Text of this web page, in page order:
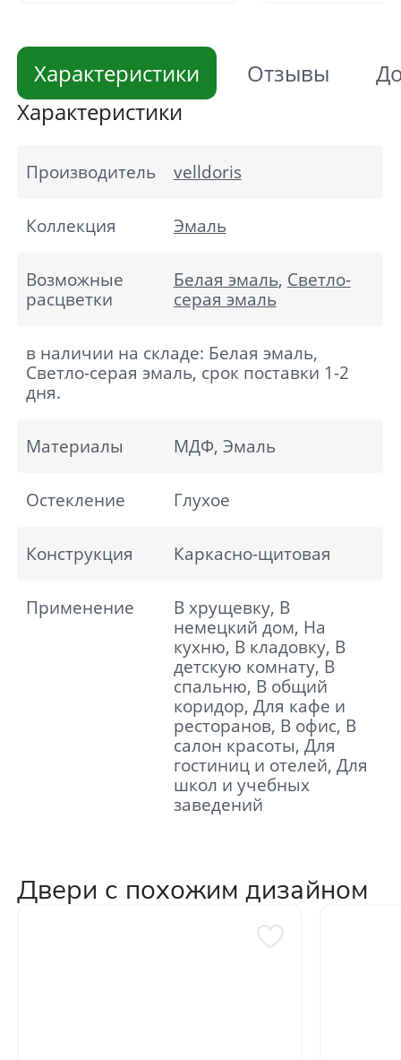
Характеристики Отзывы
Характеристики
Производитель velldoris
Коллекция Эмаль
Возможные
расцветки
Белая эмаль, Светло-
серая эмаль
в наличии на складе: Белая эмаль,
Светло-серая эмаль, срок поставки 1-2
дня.
Материалы МДФ, Эмаль
Остекление Глухое
Конструкция Каркасно-щитовая
Применение
В хрущевку, В
немецкий дом, На
кухню, В кладовку, В
детскую комнату, В
спальню, В общий
коридор, Для кафе и
ресторанов, В офис, В
салон красоты, Для
гостиниц и отелей, Для
школ и учебных
заведений
Двери с похожим дизайном